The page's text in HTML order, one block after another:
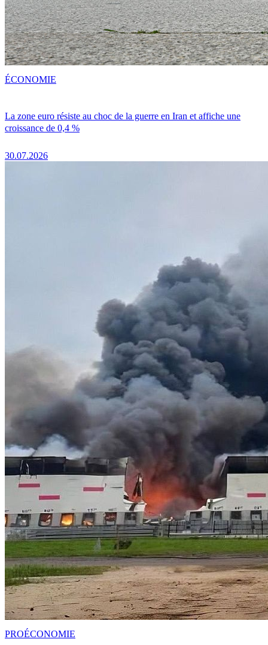
La zone euro résiste au choc de la guerre en Iran et affiche une
croissance de 0,4 %
30.07.2026
ÉCONOMIE
PROÉCONOMIE